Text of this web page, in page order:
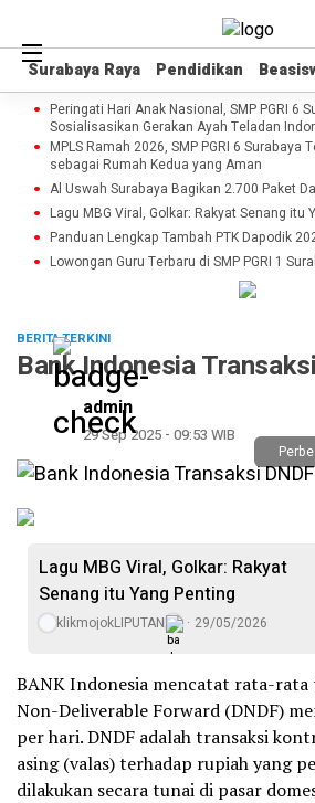
Surabaya Raya Pendidikan
Surabaya Raya Pendidikan
Peringati Hari Anak Nasional, SMP PGRI 6
Sosialisasikan Gerakan Ayah Teladan
MPLS Ramah 2026, SMP PGRI 6 Surabaya
sebagai Rumah Kedua yang Aman
Al Uswah Surabaya Bagikan 2.700 Paket
Lagu MBG Viral, Golkar: Rakyat Senang itu
Panduan Lengkap Tambah PTK Dapodik
Lowongan Guru Terbaru di SMP PGRI 1
BERITA TERKINI
Bank Indonesia
admin
29 Sep 2025 - 09:53 WIB
Lagu MBG Viral, Golkar: Rakyat
Senang itu Yang Penting
klikmojokLIPUTAN 29/05/2026
BANK Indonesia mencatat rata-rata
Non-Deliverable Forward (DNDF)
per hari. DNDF adalah transaksi
asing (valas) terhadap rupiah yang
dilakukan secara tunai di pasar